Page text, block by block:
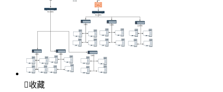
收藏